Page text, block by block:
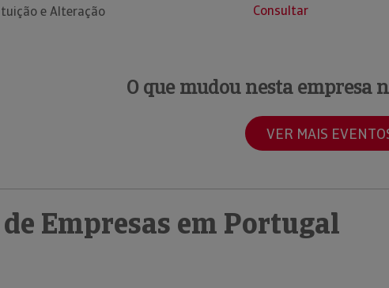
e Alteração
Consultar
O que mudou nesta empresa
VER MAIS
Empresas em Portugal